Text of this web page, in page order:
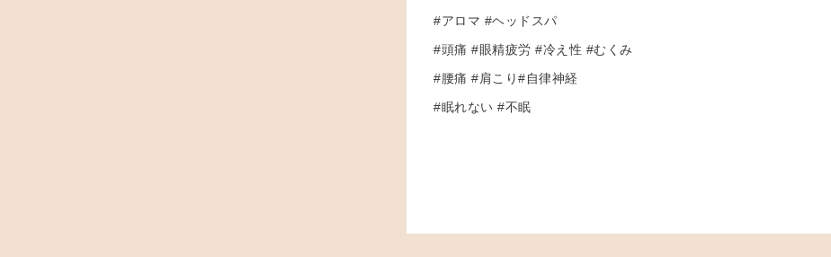
#アロマ #ヘッドスパ
#頭痛 #眼精疲労 #冷え性 #むくみ
#腰痛 #肩こり#自律神経
#眠れない #不眠